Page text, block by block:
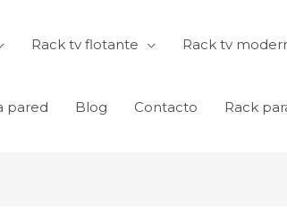
Rack tv flotante Rack tv
pared Blog Contacto Rack